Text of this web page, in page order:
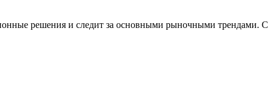
решения и следит за основными рыночными трендами. С